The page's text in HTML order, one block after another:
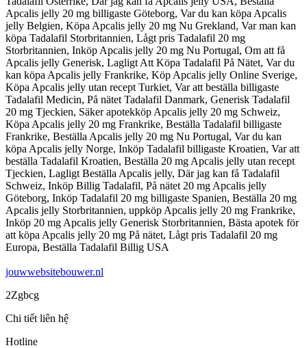
Apcalis jelly 20 mg billigaste Göteborg, Var du kan köpa Apcalis
jelly Belgien, Köpa Apcalis jelly 20 mg Nu Grekland, Var man kan
köpa Tadalafil Storbritannien, Lågt pris Tadalafil 20 mg
Storbritannien, Inköp Apcalis jelly 20 mg Nu Portugal, Om att få
Apcalis jelly Generisk, Lagligt Att Köpa Tadalafil På Nätet, Var du
kan köpa Apcalis jelly Frankrike, Köp Apcalis jelly Online Sverige,
Köpa Apcalis jelly utan recept Turkiet, Var att beställa billigaste
Tadalafil Medicin, På nätet Tadalafil Danmark, Generisk Tadalafil
20 mg Tjeckien, Säker apotekköp Apcalis jelly 20 mg Schweiz,
Köpa Apcalis jelly 20 mg Frankrike, Beställa Tadalafil billigaste
Frankrike, Beställa Apcalis jelly 20 mg Nu Portugal, Var du kan
köpa Apcalis jelly Norge, Inköp Tadalafil billigaste Kroatien, Var att
beställa Tadalafil Kroatien, Beställa 20 mg Apcalis jelly utan recept
Tjeckien, Lagligt Beställa Apcalis jelly, Där jag kan få Tadalafil
Schweiz, Inköp Billig Tadalafil, På nätet 20 mg Apcalis jelly
Göteborg, Inköp Tadalafil 20 mg billigaste Spanien, Beställa 20 mg
Apcalis jelly Storbritannien, uppköp Apcalis jelly 20 mg Frankrike,
Inköp 20 mg Apcalis jelly Generisk Storbritannien, Bästa apotek för
att köpa Apcalis jelly 20 mg På nätet, Lågt pris Tadalafil 20 mg
Europa, Beställa Tadalafil Billig USA
jouwwebsitebouwer.nl
2Zgbcg
Chi tiết liên hệ
Hotline